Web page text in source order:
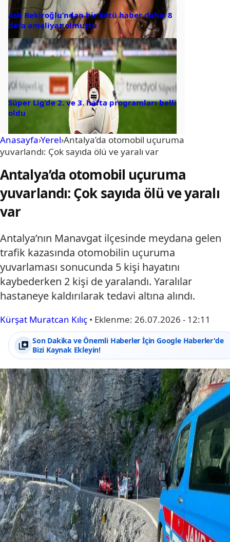
Aslı Bekiroğlu’ndan bir kötü haber daha: 8
defa ameliyat olmuştu
Süper Lig’de 2. ve 3. hafta programları belli
oldu
Anasayfa›Yerel›Antalya’da otomobil uçuruma
yuvarlandı: Çok sayıda ölü ve yaralı var
Antalya’da otomobil uçuruma
yuvarlandı: Çok sayıda ölü ve yaralı
var
Antalya’nın Manavgat ilçesinde meydana gelen
trafik kazasında otomobilin uçuruma
yuvarlaması sonucunda 5 kişi hayatını
kaybederken 2 kişi de yaralandı. Yaralılar
hastaneye kaldırılarak tedavi altına alındı.
Kürşat Muratcan Kılıç • Eklenme: 26.07.2026 - 12:11
Son Dakika ve Önemli Haberler İçin Google Haberler'de
Bizi Kaynak Ekleyin!